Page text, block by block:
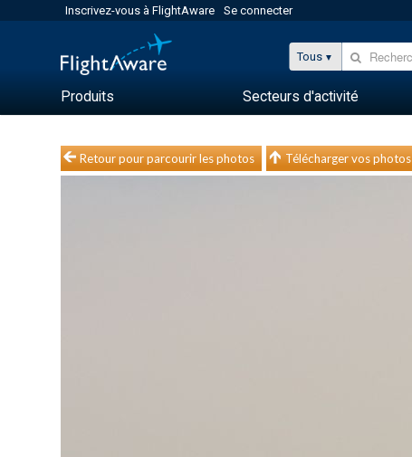
Inscrivez-vous à FlightAware Se connecter
Tous
Produits Secteurs d'activité
Retour pour parcourir les photos Télécharger vos photos